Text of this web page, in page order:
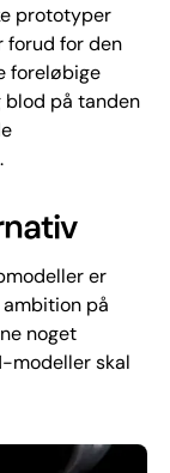
prototyper
forud for den
foreløbige
på tanden
er
på
noget
modeller skal